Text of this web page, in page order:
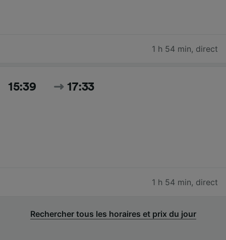
1 h 54 min, direct
15:39 17:33
1 h 54 min, direct
Rechercher tous les horaires et prix du jour